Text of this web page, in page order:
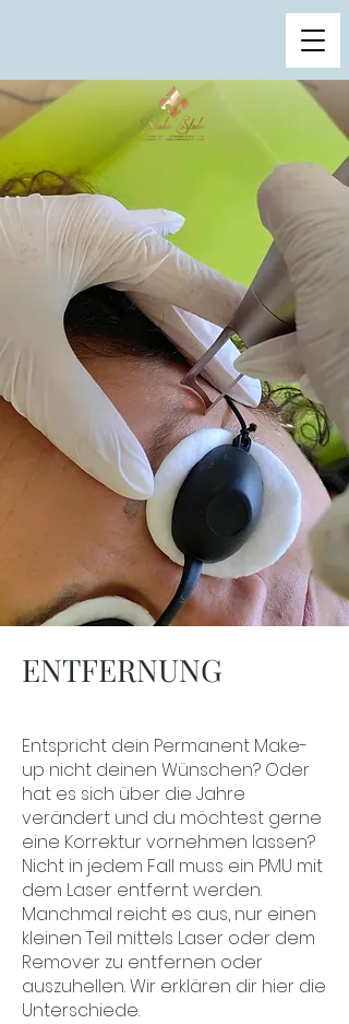
ENTFERNUNG
Entspricht dein Permanent Make-
up nicht deinen Wünschen? Oder
hat es sich über die Jahre
verändert und du möchtest gerne
eine Korrektur vornehmen lassen?
Nicht in jedem Fall muss ein PMU mit
dem Laser entfernt werden.
Manchmal reicht es aus, nur einen
kleinen Teil mittels Laser oder dem
Remover zu entfernen oder
auszuhellen. Wir erklären dir hier die
Unterschiede.